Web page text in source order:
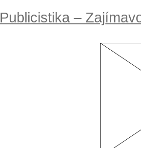
Publicistika –